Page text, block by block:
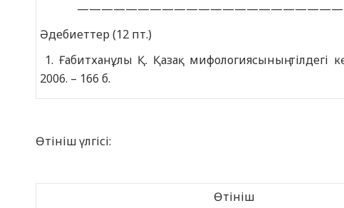
Әдебиеттер (12 пт.)
1. Ғабитханұлы Қ. Қазақ мифологиясының тілдегі
2006. – 166 б.
Өтініш үлгісі:
Өтініш